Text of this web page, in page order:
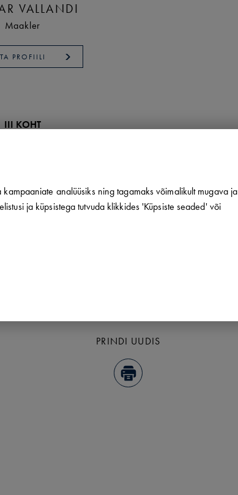
analüüsiks ning tagamaks võimalikult mugava ja
ja küpsistega tutvuda klikkides 'Küpsiste seaded' või
VALLANDI
Maakler
PROFIILI
III KOHT
PRINDI UUDIS